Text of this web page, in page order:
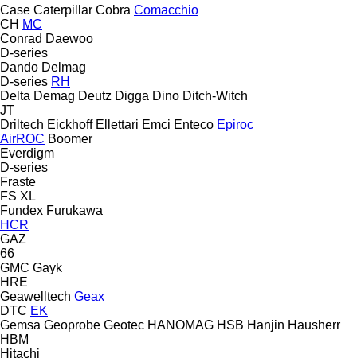
Case Caterpillar Cobra Comacchio
CH MC
Conrad Daewoo
D-series
Dando Delmag
D-series RH
Delta Demag Deutz Digga Dino Ditch-Witch
JT
Driltech Eickhoff Ellettari Emci Enteco Epiroc
AirROC Boomer
Everdigm
D-series
Fraste
FS XL
Fundex Furukawa
HCR
GAZ
66
GMC Gayk
HRE
Geawelltech Geax
DTC EK
Gemsa Geoprobe Geotec HANOMAG HSB Hanjin Hausherr
HBM
Hitachi